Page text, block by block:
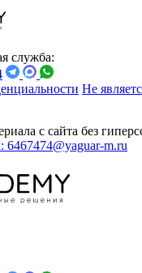
служба:
Не
с сайта без
6467474@yaguar-m.ru